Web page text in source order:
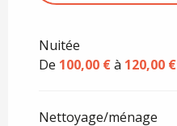
Nuitée
De 100,00 €à 120,00 €
Nettoyage/ménage